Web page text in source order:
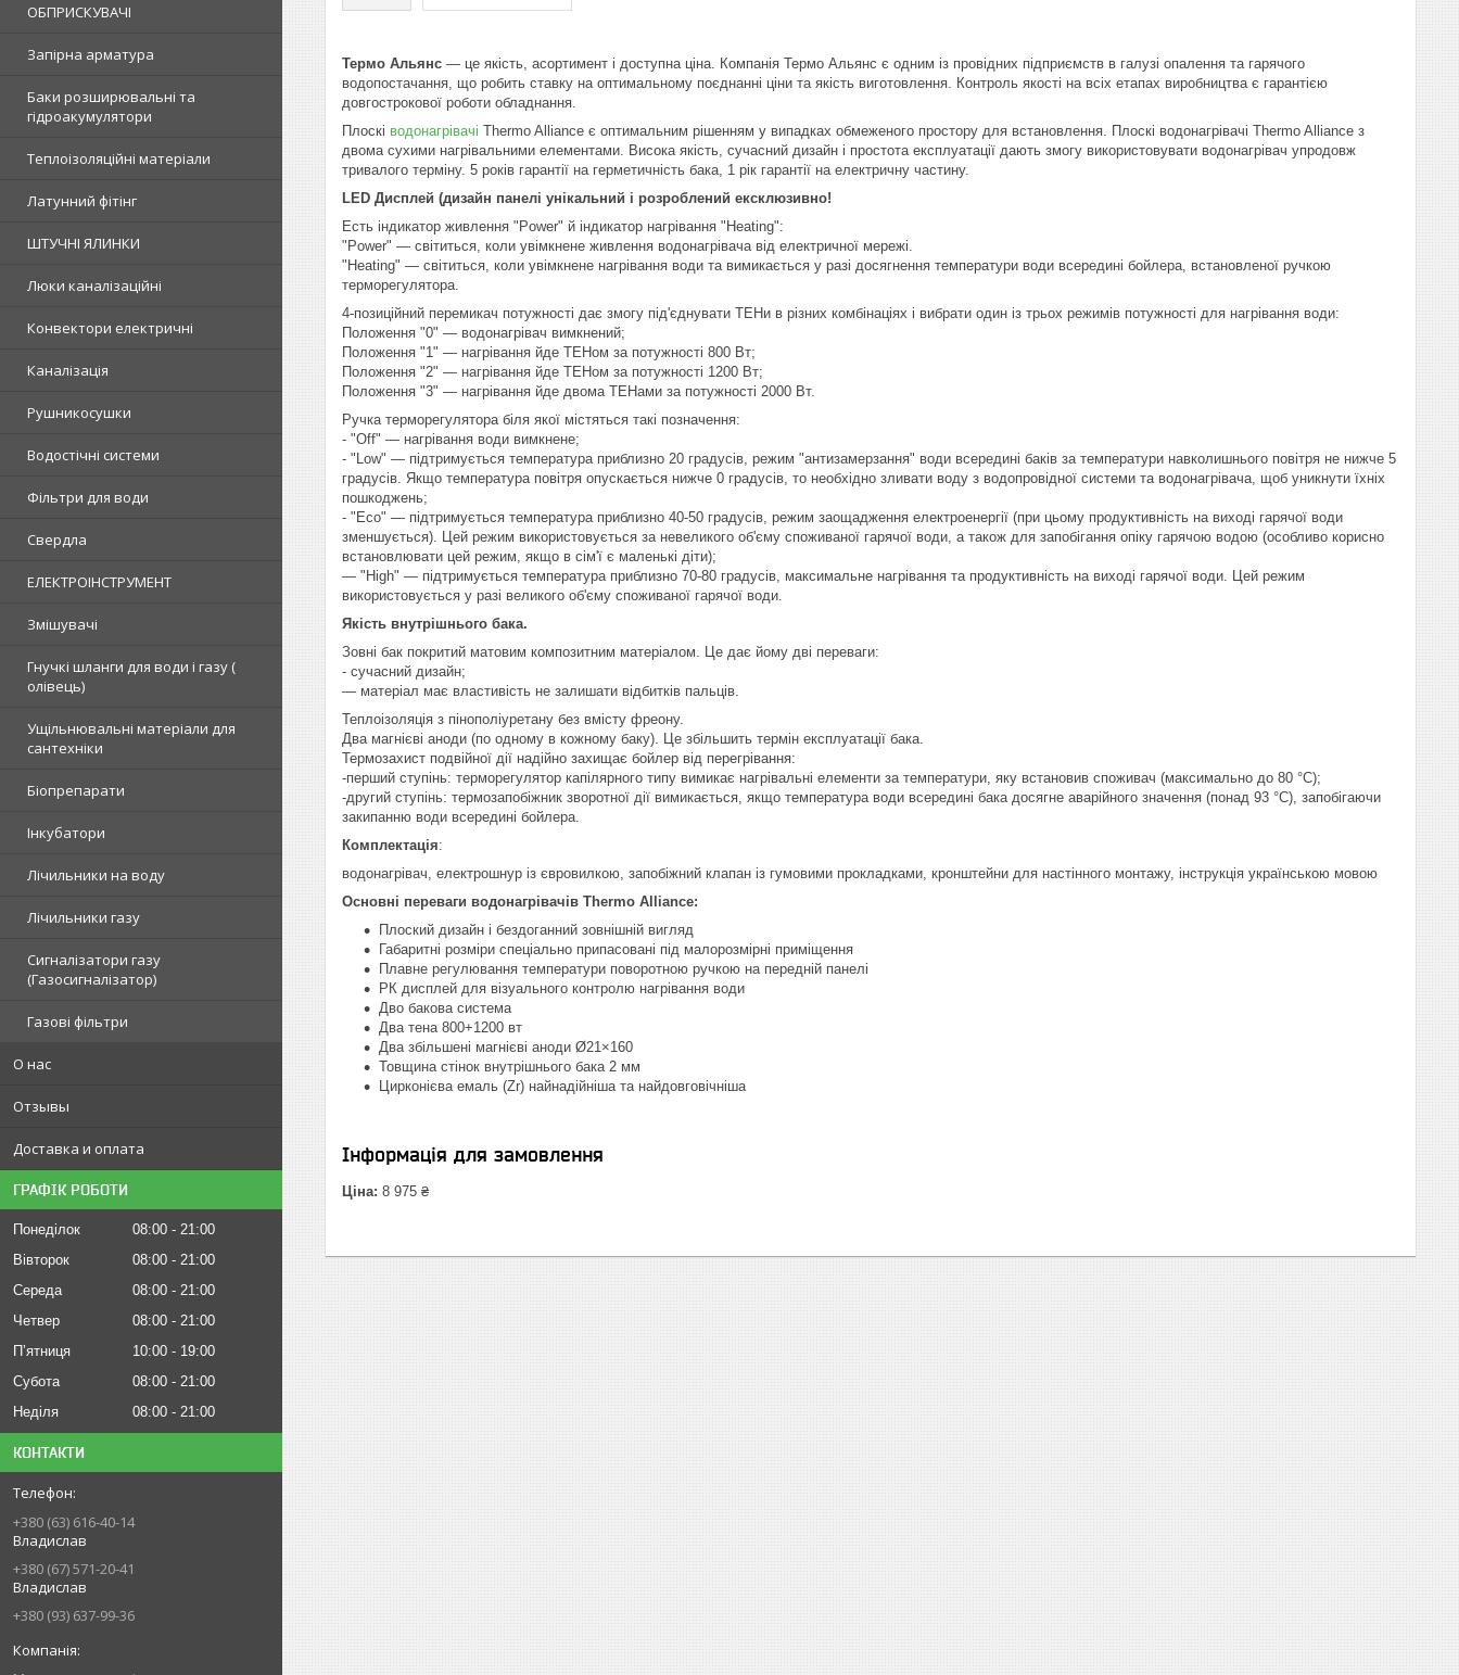
ОБПРИСКУВАЧІ
Запірна арматура
Баки розширювальні та
гідроакумулятори
Теплоізоляційні матеріали
Латунний фітінг
ШТУЧНІ ЯЛИНКИ
Люки каналізаційні
Конвектори електричні
Каналізація
Рушникосушки
Водостічні системи
Фільтри для води
Свердла
ЕЛЕКТРОІНСТРУМЕНТ
Змішувачі
Гнучкі шланги для води і газу (
олівець)
Ущільнювальні матеріали для
сантехніки
Біопрепарати
Інкубатори
Лічильники на воду
Лічильники газу
Сигналізатори газу
(Газосигналізатор)
Газові фільтри
О нас
Отзывы
Доставка и оплата
ГРАФІК РОБОТИ
Понеділок 08:00
21:00
Вівторок
08:00
21:00
Середа
08:00
21:00
Четвер
08:00
21:00
Пʼятниця
10:00
19:00
Субота
08:00
21:00
Неділя
08:00 21:00
КОНТАКТИ
+380 (63) 616-40-14
Владислав
+380 (67) 571-20-41
Владислав
+380 (93) 637-99-36
Термо Альянс — це якість, асортимент і доступна ціна. Компанія Термо Альянс є одним із провідних підприємств в галузі опалення та гарячого
водопостачання, що робить ставку на оптимальному поєднанні ціни та якість виготовлення. Контроль якості на всіх етапах виробництва є гарантією
довгострокової роботи обладнання.
Плоскі водонагрівачі Thermo Alliance є оптимальним рішенням у випадках обмеженого простору для встановлення. Плоскі водонагрівачі Thermo Alliance з
двома сухими нагрівальними елементами. Висока якість, сучасний дизайн і простота експлуатації дають змогу використовувати водонагрівач упродовж
тривалого терміну. 5 років гарантії на герметичність бака, 1 рік гарантії на електричну частину.
LED Дисплей (дизайн панелі унікальний і розроблений ексклюзивно!
Eсть індикатор живлення "Power" й індикатор нагрівання "Heating":
"Power" — світиться, коли увімкнене живлення водонагрівача від електричної мережі.
"Heating" — світиться, коли увімкнене нагрівання води та вимикається у разі досягнення температури води всередині бойлера, встановленої ручкою
терморегулятора.
4-позиційний перемикач потужності дає змогу під'єднувати ТЕНи в різних комбінаціях і вибрати один із трьох режимів потужності для нагрівання води:
Положення "0" — водонагрівач вимкнений;
Положення "1" — нагрівання йде ТЕНом за потужності 800 Вт;
Положення "2" — нагрівання йде ТЕНом за потужності 1200 Вт;
Положення "3" — нагрівання йде двома ТЕНами за потужності 2000 Вт.
Ручка терморегулятора біля якої містяться такі позначення:
- "Off" — нагрівання води вимкнене;
- "Low" — підтримується температура приблизно 20 градусів, режим "антизамерзання" води всередині баків за температури навколишнього повітря не нижче 5
градусів. Якщо температура повітря опускається нижче 0 градусів, то необхідно зливати воду з водопровідної системи та водонагрівача, щоб уникнути їхніх
пошкоджень;
- "Eco" — підтримується температура приблизно 40-50 градусів, режим заощадження електроенергії (при цьому продуктивність на виході гарячої води
зменшується). Цей режим використовується за невеликого об'єму споживаної гарячої води, а також для запобігання опіку гарячою водою (особливо корисно
встановлювати цей режим, якщо в сім'ї є маленькі діти);
— "High" — підтримується температура приблизно 70-80 градусів, максимальне нагрівання та продуктивність на виході гарячої води. Цей режим
використовується у разі великого об'єму споживаної гарячої води.
Якість внутрішнього бака.
Зовні бак покритий матовим композитним матеріалом. Це дає йому дві переваги:
- сучасний дизайн;
— матеріал має властивість не залишати відбитків пальців.
Теплоізоляція з пінополіуретану без вмісту фреону.
Два магнієві аноди (по одному в кожному баку). Це збільшить термін експлуатації бака.
Термозахист подвійної дії надійно захищає бойлер від перегрівання:
-перший ступінь: терморегулятор капілярного типу вимикає нагрівальні елементи за температури, яку встановив споживач (максимально до 80 °C);
-другий ступінь: термозапобіжник зворотної дії вимикається, якщо температура води всередині бака досягне аварійного значення (понад 93 °C), запобігаючи
закипанню води всередині бойлера.
Комплектація:
водонагрівач, електрошнур із євровилкою, запобіжний клапан із гумовими прокладками, кронштейни для настінного монтажу, інструкція українською мовою
Основні переваги водонагрівачів Thermo Alliance:
Плоский дизайн і бездоганний зовнішній вигляд
Габаритні розміри спеціально припасовані під малорозмірні приміщення
Плавне регулювання температури поворотною ручкою на передній панелі
РК дисплей для візуального контролю нагрівання води
Дво бакова система
Два тена 800+1200 вт
Два збільшені магнієві аноди Ø21×160
Товщина стінок внутрішнього бака 2 мм
Цирконієва емаль (Zr) найнадійніша та найдовговічніша
Інформація для замовлення
Ціна: 8 975 ₴